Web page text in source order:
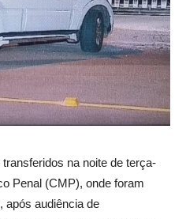
na noite de terça-
Penal (CMP), onde foram
após audiência de